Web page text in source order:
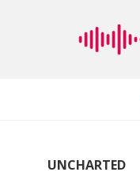
UNCHARTED